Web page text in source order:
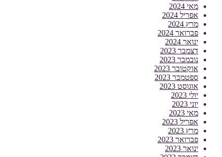
מאי 2024
אפריל 2024
מרץ 2024
פברואר 2024
ינואר 2024
דצמבר 2023
נובמבר 2023
אוקטובר 2023
ספטמבר 2023
אוגוסט 2023
יולי 2023
יוני 2023
מאי 2023
אפריל 2023
מרץ 2023
פברואר 2023
ינואר 2023